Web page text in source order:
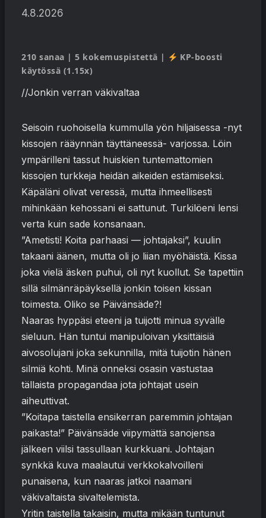
4.8.2026
210 sanaa | 5 kokemuspistettä |
KP-boosti
käytössä (1.15x)
//Jonkin verran väkivaltaa
Seisoin ruohoisella kummulla yön hiljaisessa -nyt
kissojen rääynnän täyttäneessä- varjossa. Löin
ympärilleni tassut huiskien tuntemattomien
kissojen turkkeja heidän aikeiden estämiseksi.
Käpäläni olivat veressä, mutta ihmeellisesti
mihinkään kehossani ei sattunut. Turkilöeni lensi
verta kuin sade konsanaan.
”Ametisti! Koita parhaasi — johtajaksi”, kuulin
takaani äänen, mutta oli jo liian myöhäistä. Kissa
joka vielä äsken puhui, oli nyt kuollut. Se tapettiin
sillä silmänräpäyksellä jonkin toisen kissan
toimesta. Oliko se Päivänsäde?!
Naaras hyppäsi eteeni ja tuijotti minua syvälle
sieluun. Hän tuntui manipuloivan yksittäisiä
aivosolujani joka sekunnilla, mitä tuijotin hänen
silmiä kohti. Minä onneksi osasin vastustaa
tällaista propagandaa jota johtajat usein
aiheuttivat.
”Koitapa taistella ensikerran paremmin johtajan
paikasta!” Päivänsäde viipymättä sanojensa
jälkeen viilsi tassullaan kurkkuani. Johtajan
synkkä kuva maalautui verkkokalvoilleni
punaisena, kun naaras jatkoi naamani
väkivaltaista sivaltelemista.
Yritin taistella takaisin, mutta mikään tuntunut